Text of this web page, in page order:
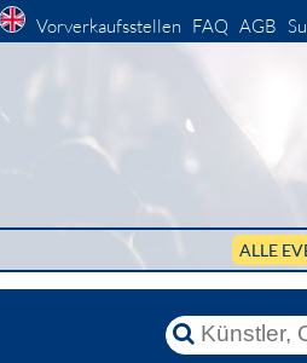
Vorverkaufsstellen FAQ AGB
ALLE